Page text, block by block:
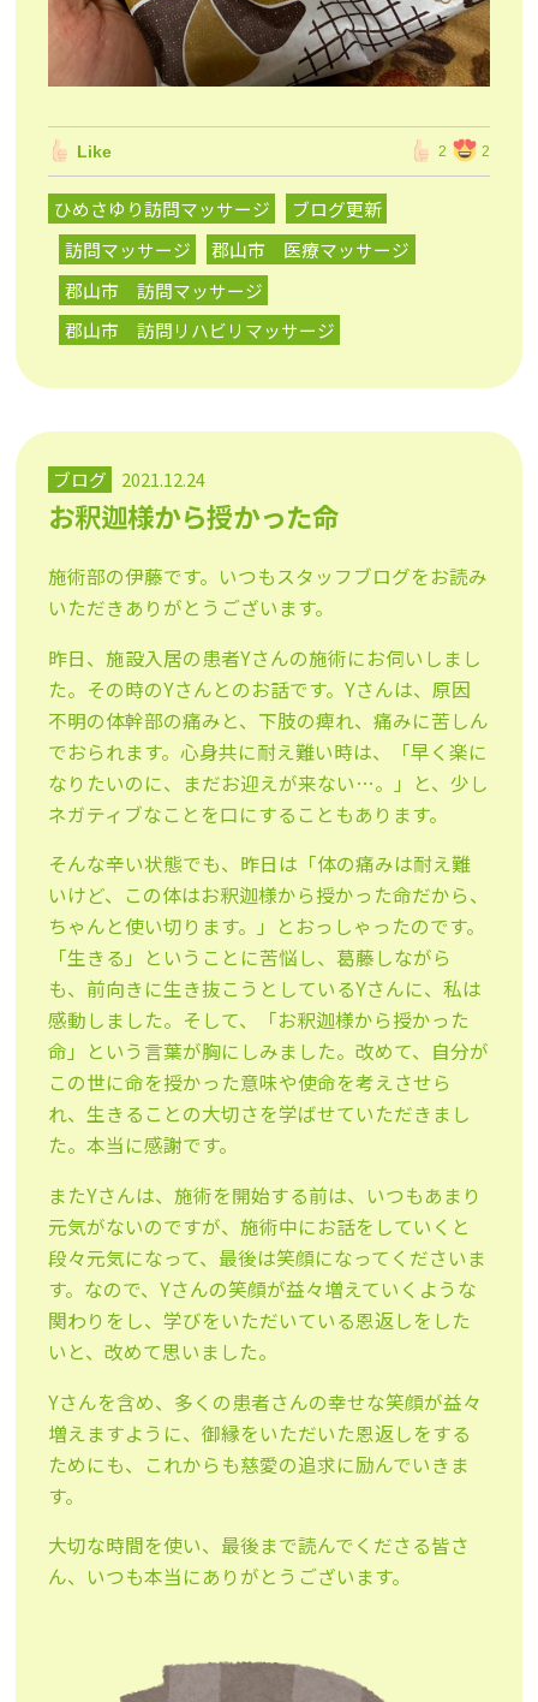
Like 2 2
ひめさゆり訪問マッサージ
ブログ更新
訪問マッサージ
郡山市 医療マッサージ
郡山市 訪問マッサージ
郡山市 訪問リハビリマッサージ
ブログ 2021.12.24
お釈迦様から授かった命
施術部の伊藤です。いつもスタッフブログをお読み
いただきありがとうございます。
昨日、施設入居の患者Yさんの施術にお伺いしまし
た。その時のYさんとのお話です。Yさんは、原因
不明の体幹部の痛みと、下肢の痺れ、痛みに苦しん
でおられます。心身共に耐え難い時は、「早く楽に
なりたいのに、まだお迎えが来ない…。」と、少し
ネガティブなことを口にすることもあります。
そんな辛い状態でも、昨日は「体の痛みは耐え難
いけど、この体はお釈迦様から授かった命だから、
ちゃんと使い切ります。」とおっしゃったのです。
「生きる」ということに苦悩し、葛藤しながら
も、前向きに生き抜こうとしているYさんに、私は
感動しました。そして、「お釈迦様から授かった
命」という言葉が胸にしみました。改めて、自分が
この世に命を授かった意味や使命を考えさせら
れ、生きることの大切さを学ばせていただきまし
た。本当に感謝です。
またYさんは、施術を開始する前は、いつもあまり
元気がないのですが、施術中にお話をしていくと
段々元気になって、最後は笑顔になってくださいま
す。なので、Yさんの笑顔が益々増えていくような
関わりをし、学びをいただいている恩返しをした
いと、改めて思いました。
Yさんを含め、多くの患者さんの幸せな笑顔が益々
増えますように、御縁をいただいた恩返しをする
ためにも、これからも慈愛の追求に励んでいきま
す。
大切な時間を使い、最後まで読んでくださる皆さ
ん、いつも本当にありがとうございます。